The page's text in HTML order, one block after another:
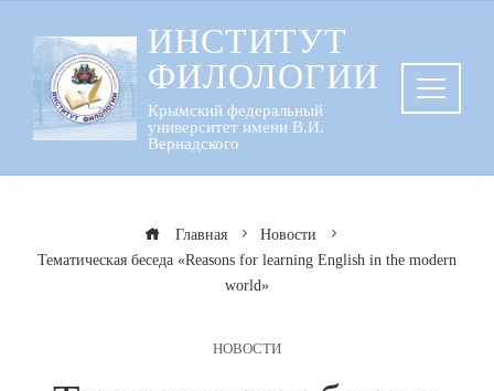
содержанию
ИНСТИТУТ
ФИЛОЛОГИИ
Крымский федеральный
университет имени В.И.
Вернадского
Главная
Новости
Тематическая беседа «Reasons for learning English in the modern
world»
НОВОСТИ